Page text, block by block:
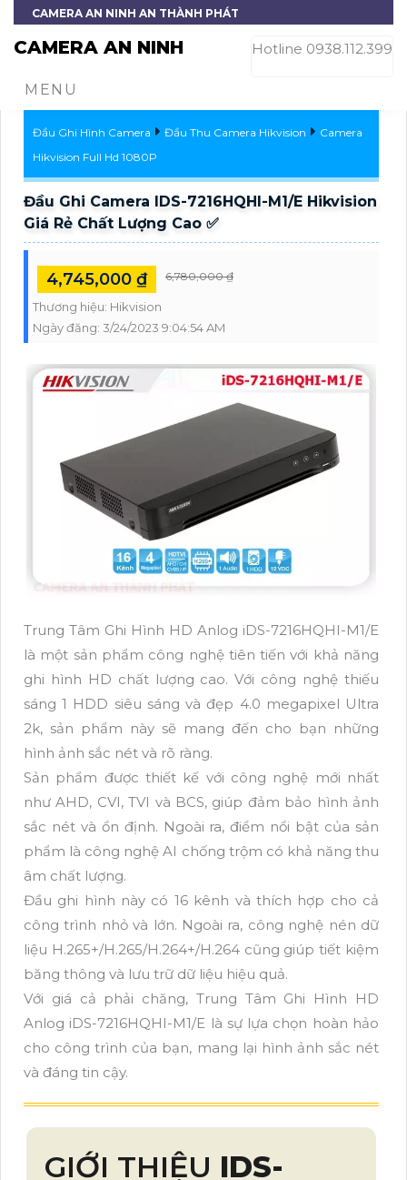
CAMERA AN NINH AN THÀNH PHÁT
CAMERA AN NINH Hotline 0938.112.399
MENU
Đầu Ghi Hình Camera Đầu Thu Camera Hikvision
Camera
Hikvision Full Hd 1080P
Đầu Ghi Camera IDS-7216HQHI-M1/E Hikvision
Giá Rẻ Chất Lượng Cao ✅
4,745,000 ₫ 6,780,000 ₫
Thương hiệu: Hikvision
Ngày đăng: 3/24/2023 9:04:54 AM
Trung Tâm Ghi Hình HD Anlog iDS-7216HQHI-M1/E
là một sản phẩm công nghệ tiên tiến với khả năng
ghi hình HD chất lượng cao. Với công nghệ thiếu
sáng 1 HDD siêu sáng và đẹp 4.0 megapixel Ultra
2k, sản phẩm này sẽ mang đến cho bạn những
hình ảnh sắc nét và rõ ràng.
Sản phẩm được thiết kế với công nghệ mới nhất
như AHD, CVI, TVI và BCS, giúp đảm bảo hình ảnh
sắc nét và ổn định. Ngoài ra, điểm nổi bật của sản
phẩm là công nghệ AI chống trộm có khả năng thu
âm chất lượng.
Đầu ghi hình này có 16 kênh và thích hợp cho cả
công trình nhỏ và lớn. Ngoài ra, công nghệ nén dữ
liệu H.265+/H.265/H.264+/H.264 cũng giúp tiết kiệm
băng thông và lưu trữ dữ liệu hiệu quả.
Với giá cả phải chăng, Trung Tâm Ghi Hình HD
Anlog iDS-7216HQHI-M1/E là sự lựa chọn hoàn hảo
cho công trình của bạn, mang lại hình ảnh sắc nét
và đáng tin cậy.
GIỚI THIỆU IDS-